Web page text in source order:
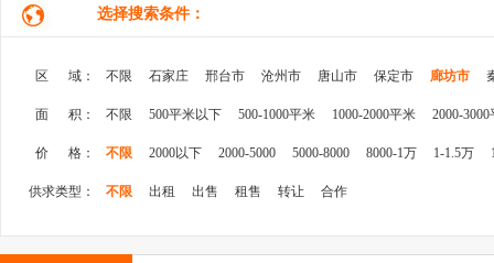
选择搜索条件：
区 域： 不限 石家庄 邢台市 沧州市 唐山市 保定市 廊坊市
面 积： 不限 500平米以下 500-1000平米 1000-2000平米 2000-3000
价 格： 不限 2000以下 2000-5000 5000-8000 8000-1万 1-1.5万
供求类型： 不限 出租 出售 租售 转让 合作